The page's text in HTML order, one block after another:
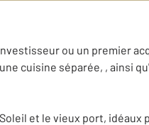
ou un premier
cuisine séparée, , ainsi
et le vieux port, idéaux